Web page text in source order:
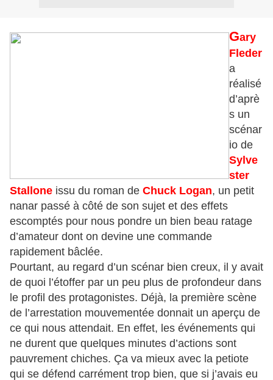
Gary
Fleder
a
réalisé
d’aprè
s un
scénar
io de
Sylve
ster
Stallone issu du roman de Chuck Logan, un petit
nanar passé à côté de son sujet et des effets
escomptés pour nous pondre un bien beau ratage
d’amateur dont on devine une commande
rapidement bâclée.
Pourtant, au regard d’un scénar bien creux, il y avait
de quoi l’étoffer par un peu plus de profondeur dans
le profil des protagonistes. Déjà, la première scène
de l’arrestation mouvementée donnait un aperçu de
ce qui nous attendait. En effet, les événements qui
ne durent que quelques minutes d’actions sont
pauvrement chiches. Ça va mieux avec la petiote
qui se défend carrément trop bien, que si j’avais eu